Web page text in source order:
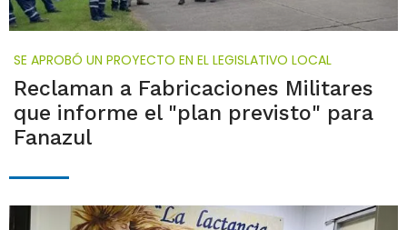
SE APROBÓ UN PROYECTO EN EL LEGISLATIVO LOCAL
Reclaman a Fabricaciones Militares
que informe el "plan previsto" para
Fanazul